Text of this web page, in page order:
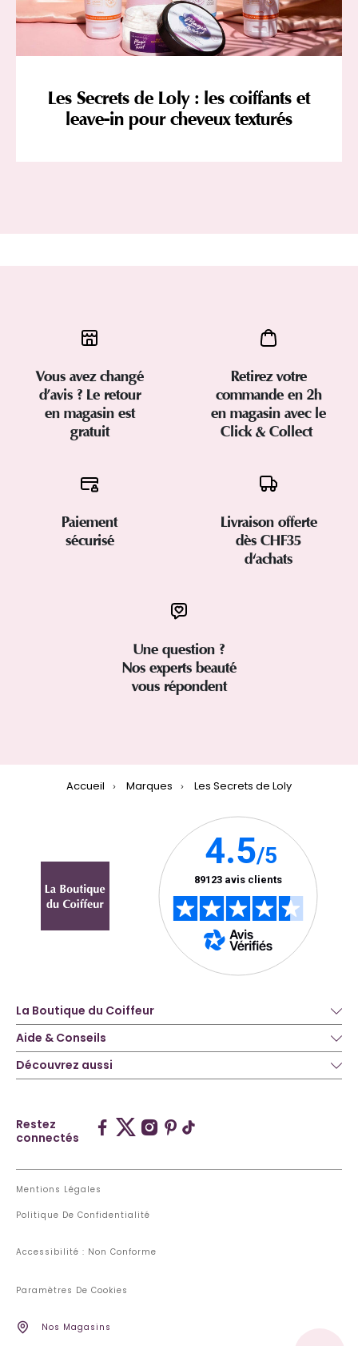
Les Secrets de Loly : les coiffants et
leave-in pour cheveux texturés
Vous avez changé
d’avis ? Le retour
en magasin est
gratuit
Retirez votre
commande en 2h
en magasin avec le
Click & Collect
Paiement
sécurisé
Livraison offerte
dès CHF35
d'achats
Une question ?
Nos experts beauté
vous répondent
Accueil Marques Les Secrets de Loly
La Boutique du Coiffeur
Aide & Conseils
Découvrez aussi
Restez
connectés
Mentions Légales
Politique De Confidentialité
Accessibilité : Non Conforme
Paramètres De Cookies
Nos Magasins